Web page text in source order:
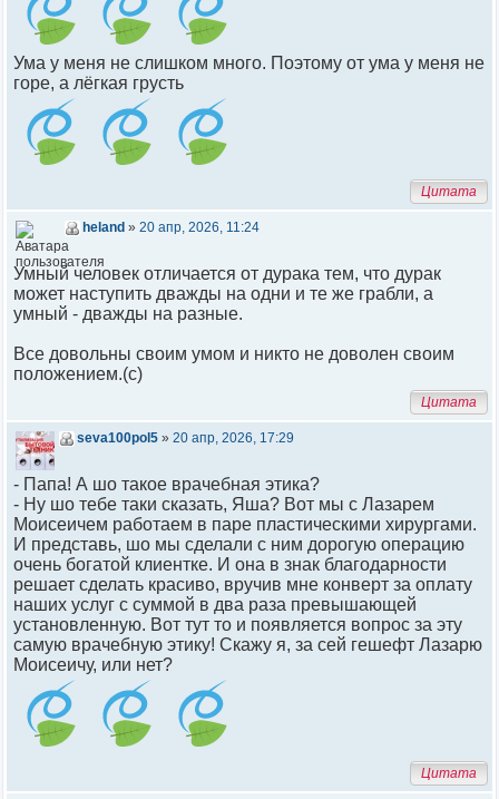
Ума у меня не слишком много. Поэтому от ума у меня не
горе, а лёгкая грусть
Цитата
heland » 20 апр, 2026, 11:24
Умный человек отличается от дурака тем, что дурак
может наступить дважды на одни и те же грабли, а
умный - дважды на разные.
Все довольны своим умом и никто не доволен своим
положением.(с)
Цитата
seva100pol5 » 20 апр, 2026, 17:29
- Папа! А шо такое врачебная этика?
- Ну шо тебе таки сказать, Яша? Вот мы с Лазарем
Моисеичем работаем в паре пластическими хирургами.
И представь, шо мы сделали с ним дорогую операцию
очень богатой клиентке. И она в знак благодарности
решает сделать красиво, вручив мне конверт за оплату
наших услуг с суммой в два раза превышающей
установленную. Вот тут то и появляется вопрос за эту
самую врачебную этику! Скажу я, за сей гешефт Лазарю
Моисеичу, или нет?
Цитата